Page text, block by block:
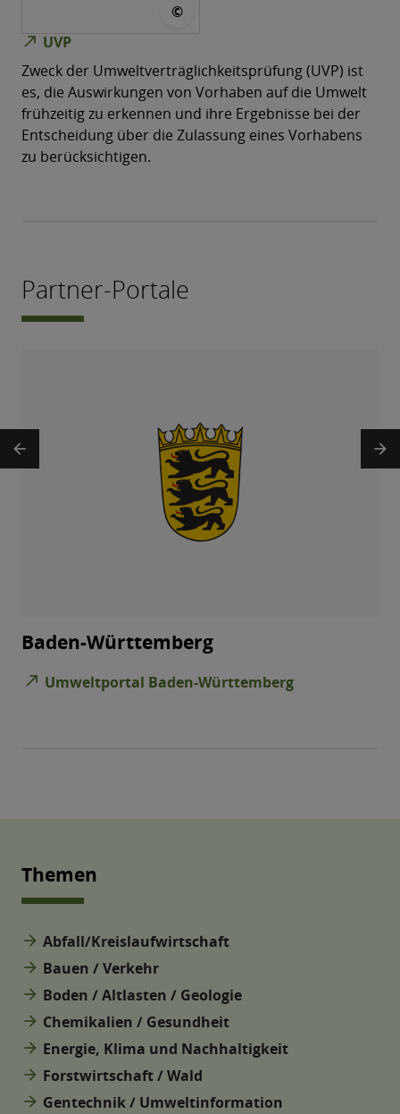
©
north_east UVP
Zweck der Umweltverträglichkeitsprüfung (UVP) ist
es, die Auswirkungen von Vorhaben auf die Umwelt
frühzeitig zu erkennen und ihre Ergebnisse bei der
Entscheidung über die Zulassung eines Vorhabens
zu berücksichtigen.
Partner-Portale
Baden-Württemberg
north_east Umweltportal Baden-Württemberg
arrow_back arrow_forward
Themen
arrow_forward Abfall/Kreislaufwirtschaft
arrow_forward Bauen / Verkehr
arrow_forward Boden / Altlasten / Geologie
arrow_forward Chemikalien / Gesundheit
arrow_forward Energie, Klima und Nachhaltigkeit
arrow_forward Forstwirtschaft / Wald
arrow_forward Gentechnik / Umweltinformation